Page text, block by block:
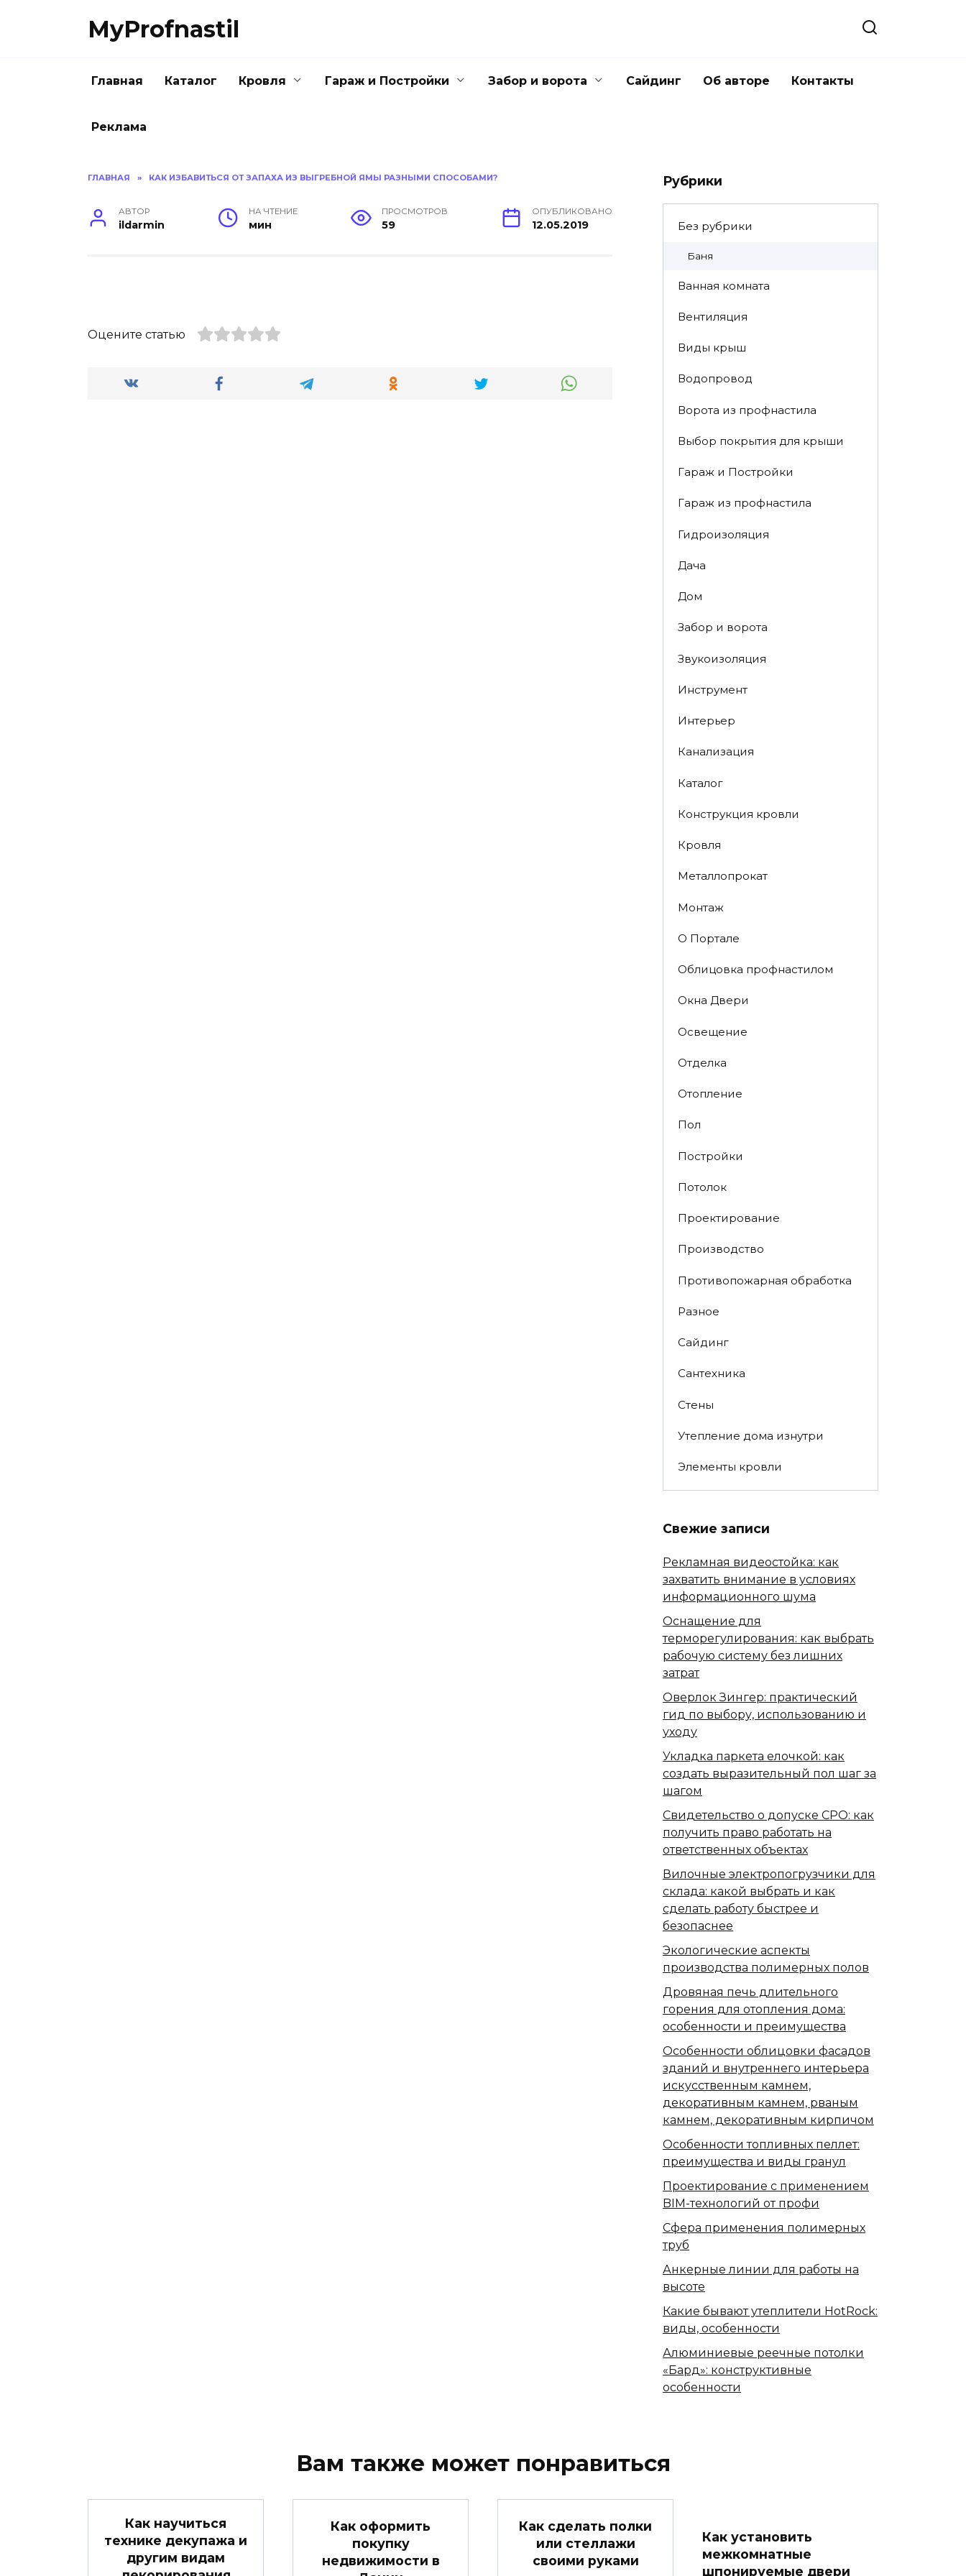
MyProfnastil
Главная Каталог Кровля Гараж и Постройки Забор и ворота Сайдинг Об авторе Контакты
Реклама
ГЛАВНАЯ » КАК ИЗБАВИТЬСЯ ОТ ЗАПАХА ИЗ ВЫГРЕБНОЙ ЯМЫ РАЗНЫМИ СПОСОБАМИ?
АВТОР
ildarmin
НА ЧТЕНИЕ
мин
ПРОСМОТРОВ
59
ОПУБЛИКОВАНО
12.05.2019
Оцените статью
Рубрики
Без рубрики
Баня
Ванная комната
Вентиляция
Виды крыш
Водопровод
Ворота из профнастила
Выбор покрытия для крыши
Гараж и Постройки
Гараж из профнастила
Гидроизоляция
Дача
Дом
Забор и ворота
Звукоизоляция
Инструмент
Интерьер
Канализация
Каталог
Конструкция кровли
Кровля
Металлопрокат
Монтаж
О Портале
Облицовка профнастилом
Окна Двери
Освещение
Отделка
Отопление
Пол
Постройки
Потолок
Проектирование
Производство
Противопожарная обработка
Разное
Сайдинг
Сантехника
Стены
Утепление дома изнутри
Элементы кровли
Свежие записи
Рекламная видеостойка: как
захватить внимание в условиях
информационного шума
Оснащение для
терморегулирования: как выбрать
рабочую систему без лишних
затрат
Оверлок Зингер: практический
гид по выбору, использованию и
уходу
Укладка паркета елочкой: как
создать выразительный пол шаг за
шагом
Свидетельство о допуске СРО: как
получить право работать на
ответственных объектах
Вилочные электропогрузчики для
склада: какой выбрать и как
сделать работу быстрее и
безопаснее
Экологические аспекты
производства полимерных полов
Дровяная печь длительного
горения для отопления дома:
особенности и преимущества
Особенности облицовки фасадов
зданий и внутреннего интерьера
искусственным камнем,
декоративным камнем, рваным
камнем, декоративным кирпичом
Особенности топливных пеллет:
преимущества и виды гранул
Проектирование с применением
BIM-технологий от профи
Сфера применения полимерных
труб
Анкерные линии для работы на
высоте
Какие бывают утеплители HotRock:
виды, особенности
Алюминиевые реечные потолки
«Бард»: конструктивные
особенности
Вам также может понравиться
Как научиться
технике декупажа и
другим видам
Как оформить
покупку
недвижимости в
Как сделать полки
или стеллажи
своими руками
Как установить
межкомнатные
шпонируемые двери